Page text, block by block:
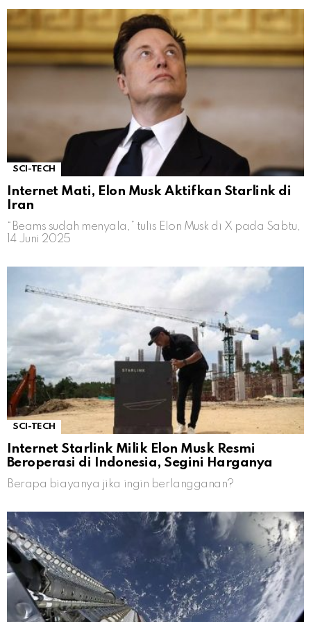
SCI-TECH
Internet Mati, Elon Musk Aktifkan Starlink di
Iran
“Beams sudah menyala,” tulis Elon Musk di X pada Sabtu,
14 Juni 2025
SCI-TECH
Internet Starlink Milik Elon Musk Resmi
Beroperasi di Indonesia, Segini Harganya
Berapa biayanya jika ingin berlangganan?